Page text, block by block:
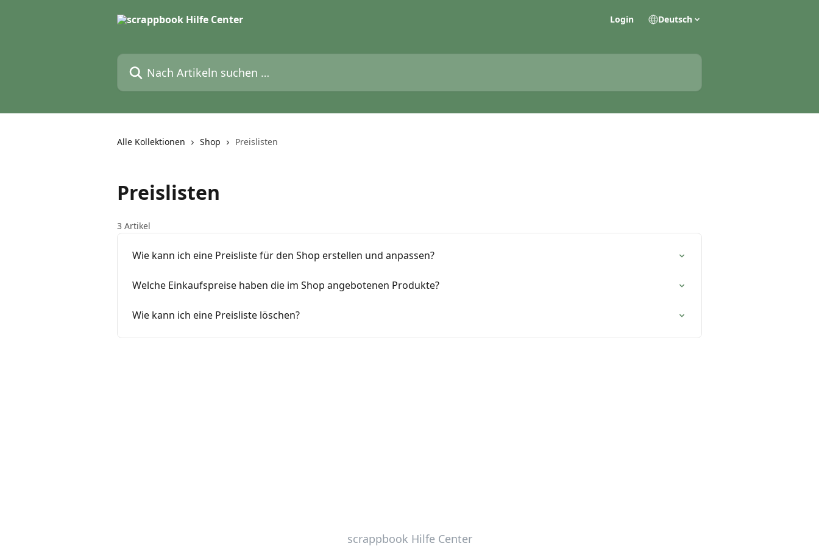
Login Deutsch
Nach Artikeln suchen …
Alle Kollektionen Shop Preislisten
Preislisten
3 Artikel
Wie kann ich eine Preisliste für den Shop erstellen und anpassen?
Welche Einkaufspreise haben die im Shop angebotenen Produkte?
Wie kann ich eine Preisliste löschen?
scrappbook Hilfe Center